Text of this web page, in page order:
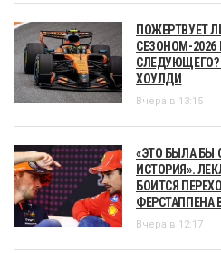
ПОЖЕРТВУЕТ
СЕЗОНОМ-2026
СЛЕДУЮЩЕГО?
ХОУЛДИ
Вчера в 13:15
«ЭТО БЫЛА БЫ
ИСТОРИЯ».
БОИТСЯ
ФЕРСТАППЕНА В
Вчера в 12:17